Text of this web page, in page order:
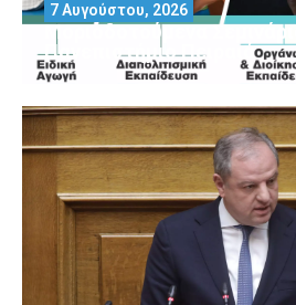
Μοριοδοτούμενα
Πανεπιστήμιο Πειραιά
7 Αυγούστου, 2026